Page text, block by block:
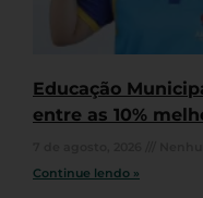
Educação
entre as 10%
Continue lendo »